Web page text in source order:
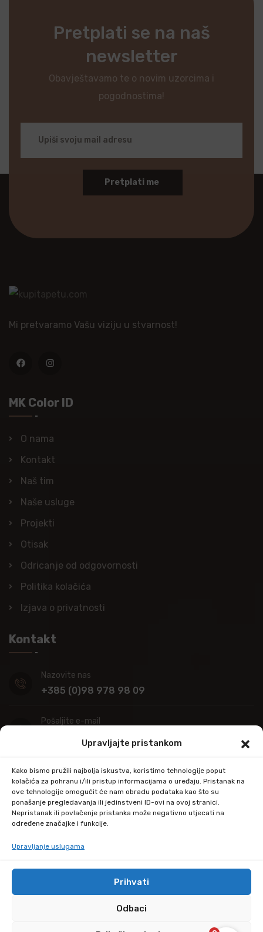
Upravljajte pristankom
Kako bismo pružili najbolja iskustva, koristimo tehnologije poput
kolačića za pohranu i/ili pristup informacijama o uređaju. Pristanak na
ove tehnologije omogućit će nam obradu podataka kao što su
ponašanje pregledavanja ili jedinstveni ID-ovi na ovoj stranici.
Nepristanak ili povlačenje pristanka može negativno utjecati na
određene značajke i funkcije.
Upravljanje uslugama
Prihvati
Odbaci
Pretplati se na naš
newsletter
Obavještavamo te o novim uzorcima i
pogodnostima!
Pretplati me
Mi pretvaramo Vašu viziju u stvarnost!
MK Color ID
O nama
Kontakt
Naš tim
Naše usluge
Projekti
Otisak
Odricanje od odgovornosti
Politika kolačića
Izjava o privatnosti
Kontakt
Nazovite nas
+385 (0)98 978 98 09
Pošaljite e-mail
Adresa
Industrijska ulica 39,
34000 Požega
© Copyright 2024 by kupitapetu.com